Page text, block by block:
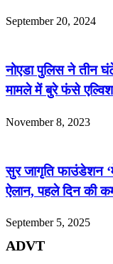
September 20, 2024
नोएडा पुलिस ने तीन
मामले में बुरे फंसे
November 8, 2023
सुर जागृति फाउंडेशन
ऐलान, पहले दिन की
September 5, 2025
ADVT